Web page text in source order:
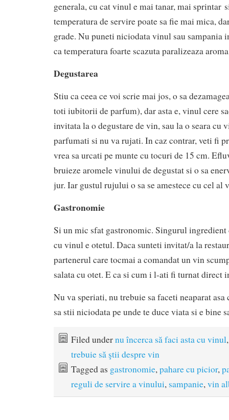
generala, cu cat vinul e mai tanar, mai sprintar
temperatura de servire poate sa fie mai mica,
grade. Nu puneti niciodata vinul sau sampania
ca temperatura foarte scazuta paralizeaza
Degustarea
Stiu ca ceea ce voi scrie mai jos, o sa
toti iubitorii de parfum), dar asta e, vinul cere
invitata la o degustare de vin, sau la o seara cu
parfumati si nu va rujati. In caz contrar, veti fi
vrea sa urcati pe munte cu tocuri de 15 cm.
bruieze aromele vinului de degustat si o sa
jur. Iar gustul rujului o sa se amestece cu cel al
Gastronomie
Si un mic sfat gastronomic. Singurul ingredient
cu vinul e otetul. Daca sunteti invitat/a la
partenerul care tocmai a comandat un vin
salata cu otet. E ca si cum i l-ati fi turnat
Nu va speriati, nu trebuie sa faceti neaparat asa
sa stii niciodata pe unde te duce viata si e
Filed undernu încerca să faci asta cu vinul
trebuie să ştii despre vin
Tagged as gastronomie,pahare cu picior,
reguli de servire a vinului, sampanie,vin